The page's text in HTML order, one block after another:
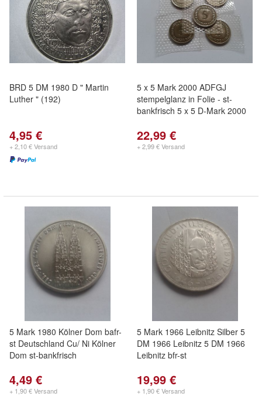
BRD 5 DM 1980 D " Martin
Luther " (192)
4,95 €
+ 2,10 € Versand
5 x 5 Mark 2000 ADFGJ
stempelglanz in Folie - st-
bankfrisch 5 x 5 D-Mark 2000
22,99 €
+ 2,99 € Versand
5 Mark 1980 Kölner Dom bafr-
st Deutschland Cu/ Ni Kölner
Dom st-bankfrisch
4,49 €
+ 1,90 € Versand
5 Mark 1966 Leibnitz Silber 5
DM 1966 Leibnitz 5 DM 1966
Leibnitz bfr-st
19,99 €
+ 1,90 € Versand